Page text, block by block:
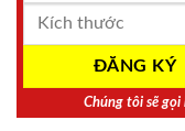
Chúng tôi sẽ